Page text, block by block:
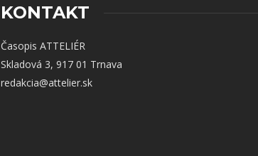
KONTAKT
Časopis ATTELIÉR
Skladová 3, 917 01 Trnava
redakcia@attelier.sk